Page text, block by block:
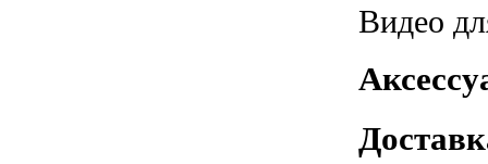
Видео